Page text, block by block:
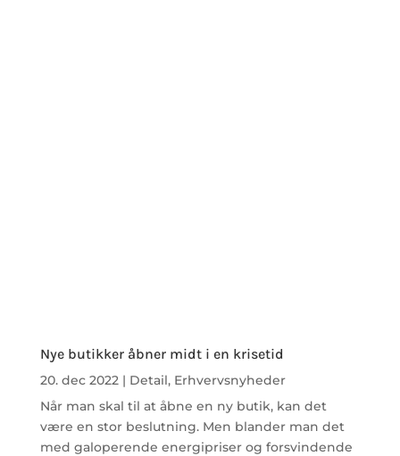
Nye butikker åbner midt i en krisetid
20. dec 2022 | Detail, Erhvervsnyheder
Når man skal til at åbne en ny butik, kan det
være en stor beslutning. Men blander man det
med galoperende energipriser og forsvindende